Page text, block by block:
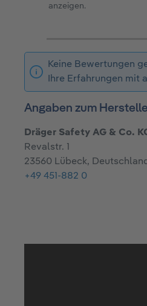
anzeigen.
Keine Bewertungen
Ihre Erfahrungen mit
Angaben zum
Dräger Safety AG & Co.
Revalstr. 1
23560 Lübeck, Deutschland
+49 451-882 0